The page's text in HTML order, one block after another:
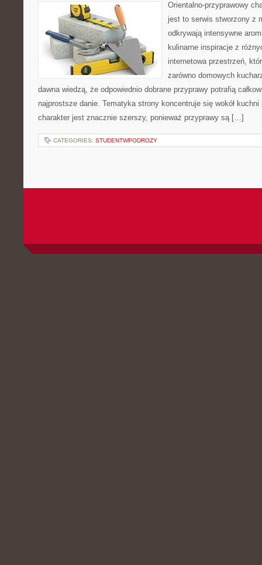
Orientalno-przyprawowy
jest to serwis stworzony z
odkrywają intensywne
kulinarne inspiracje z
internetowa przestrzeń,
zarówno domowych
dawna wiedzą, że odpowiednio dobrane przyprawy potrafią
najprostsze danie. Tematyka strony koncentruje się wokół kuchni
charakter jest znacznie szerszy, ponieważ przyprawy są […]
CATEGORIES: STUDENTWPODROZY